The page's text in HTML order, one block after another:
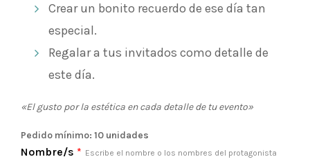
Crear un bonito recuerdo de ese día tan
especial.
Regalar a tus invitados como detalle de
este día.
«El gusto por la estética en cada detalle de tu evento»
Pedido mínimo: 10 unidades
Nombre/s * Escribe el nombre o los nombres del protagonista